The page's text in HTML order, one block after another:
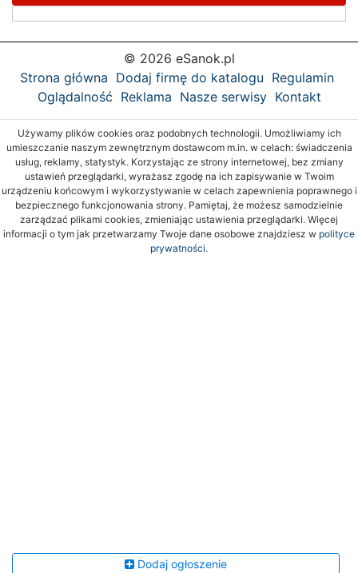
© 2026 eSanok.pl
Strona główna Dodaj firmę do katalogu Regulamin
Oglądalność Reklama Nasze serwisy Kontakt
Używamy plików cookies oraz podobnych technologii. Umożliwiamy ich
umieszczanie naszym zewnętrznym dostawcom m.in. w celach: świadczenia
usług, reklamy, statystyk. Korzystając ze strony internetowej, bez zmiany
ustawień przeglądarki, wyrażasz zgodę na ich zapisywanie w Twoim
urządzeniu końcowym i wykorzystywanie w celach zapewnienia poprawnego i
bezpiecznego funkcjonowania strony. Pamiętaj, że możesz samodzielnie
zarządzać plikami cookies, zmieniając ustawienia przeglądarki. Więcej
informacji o tym jak przetwarzamy Twoje dane osobowe znajdziesz w polityce
prywatności.
Dodaj ogłoszenie